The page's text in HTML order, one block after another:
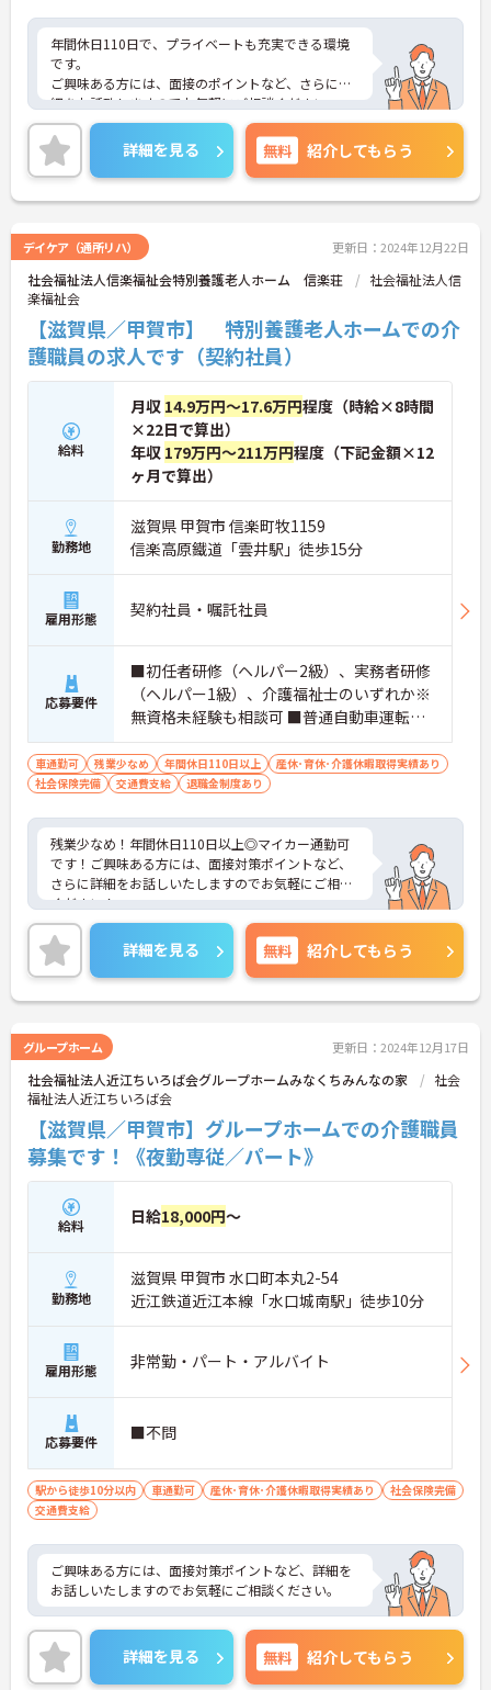
年間休日110日で、プライベートも充実できる環境
です。
ご興味ある方には、面接のポイントなど、さらに詳
細をお話致しますのでお気軽にご相談ください。
詳細を見る 無料 紹介してもらう
デイケア（通所リハ） 更新日：2024年12月22日
社会福祉法人信楽福祉会特別養護老人ホーム 信楽荘
社会福祉法人信
楽福祉会
【滋賀県／甲賀市】 特別養護老人ホームでの介
護職員の求人です（契約社員）
給料
月収 14.9万円～17.6万円程度（時給×8時間
×22日で算出）
年収 179万円～211万円程度（下記金額×12
ヶ月で算出）
勤務地
滋賀県 甲賀市 信楽町牧1159
信楽高原鐵道「雲井駅」徒歩15分
雇用形態 契約社員・嘱託社員
応募要件
■初任者研修（ヘルパー2級）、実務者研修
（ヘルパー1級）、介護福祉士のいずれか※
無資格未経験も相談可 ■普通自動車運転免
許（AT限定可）
車通勤可 残業少なめ 年間休日110日以上
産休･育休･介護休暇取得実績あり
社会保険完備
交通費支給 退職金制度あり
残業少なめ！年間休日110日以上◎マイカー通勤可
です！ご興味ある方には、面接対策ポイントなど、
さらに詳細をお話しいたしますのでお気軽にご相談
ください！
詳細を見る 無料 紹介してもらう
グループホーム 更新日：2024年12月17日
社会福祉法人近江ちいろば会グループホームみなくちみんなの家
社会
福祉法人近江ちいろば会
【滋賀県／甲賀市】グループホームでの介護職員
募集です！《夜勤専従／パート》
給料 日給18,000円～
勤務地
滋賀県 甲賀市 水口町本丸2-54
近江鉄道近江本線「水口城南駅」徒歩10分
雇用形態 非常勤・パート・アルバイト
応募要件 ■不問
駅から徒歩10分以内 車通勤可 産休･育休･介護休暇取得実績あり
社会保険完備
交通費支給
ご興味ある方には、面接対策ポイントなど、詳細を
お話しいたしますのでお気軽にご相談ください。
詳細を見る 無料 紹介してもらう